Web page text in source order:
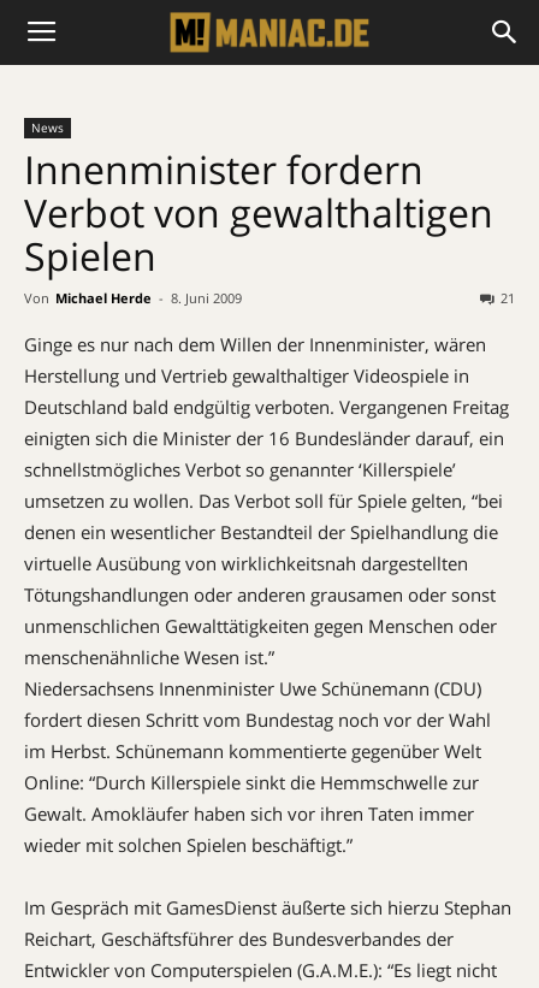
News
Innenminister fordern
Verbot von gewalthaltigen
Spielen
Von Michael Herde - 8. Juni 2009 21
Ginge es nur nach dem Willen der Innenminister, wären
Herstellung und Vertrieb gewalthaltiger Videospiele in
Deutschland bald endgültig verboten. Vergangenen Freitag
einigten sich die Minister der 16 Bundesländer darauf, ein
schnellstmögliches Verbot so genannter ‘Killerspiele’
umsetzen zu wollen. Das Verbot soll für Spiele gelten, “bei
denen ein wesentlicher Bestandteil der Spielhandlung die
virtuelle Ausübung von wirklichkeitsnah dargestellten
Tötungshandlungen oder anderen grausamen oder sonst
unmenschlichen Gewalttätigkeiten gegen Menschen oder
menschenähnliche Wesen ist.”
Niedersachsens Innenminister Uwe Schünemann (CDU)
fordert diesen Schritt vom Bundestag noch vor der Wahl
im Herbst. Schünemann kommentierte gegenüber Welt
Online: “Durch Killerspiele sinkt die Hemmschwelle zur
Gewalt. Amokläufer haben sich vor ihren Taten immer
wieder mit solchen Spielen beschäftigt.”
Im Gespräch mit GamesDienst äußerte sich hierzu Stephan
Reichart, Geschäftsführer des Bundesverbandes der
Entwickler von Computerspielen (G.A.M.E.): “Es liegt nicht